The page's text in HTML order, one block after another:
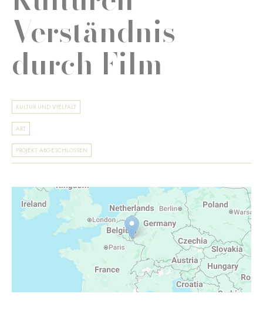
Verständnis
durch Film
KULTUR UND VIELFALT
ART
PROJEKT ABGESCHLOSSEN